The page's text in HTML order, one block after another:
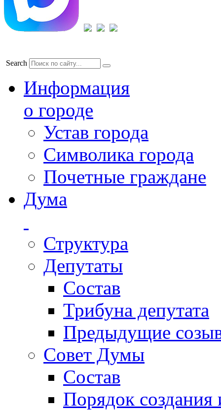
Search
Информация
о городе
Устав города
Символика города
Почетные граждане
Дума
Структура
Депутаты
Состав
Трибуна депутата
Предыдущие
Совет Думы
Состав
Порядок создания